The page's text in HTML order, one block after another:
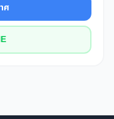
ศ